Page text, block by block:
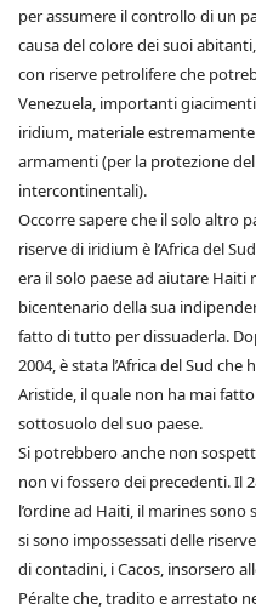
per assumere il controllo di un
causa del colore dei suoi
con riserve petrolifere che
Venezuela, importanti
iridium, materiale
armamenti (per la protezione
intercontinentali).
Occorre sapere che il solo altro
riserve di iridium è l’Africa del
era il solo paese ad aiutare
bicentenario della sua
fatto di tutto per dissuaderla.
2004, è stata l’Africa del Sud
Aristide, il quale non ha mai
sottosuolo del suo paese.
Si potrebbero anche non
non vi fossero dei precedenti. Il
l’ordine ad Haiti, il marines
si sono impossessati delle
di contadini, i Cacos, insorsero
Péralte che, tradito e arrestato